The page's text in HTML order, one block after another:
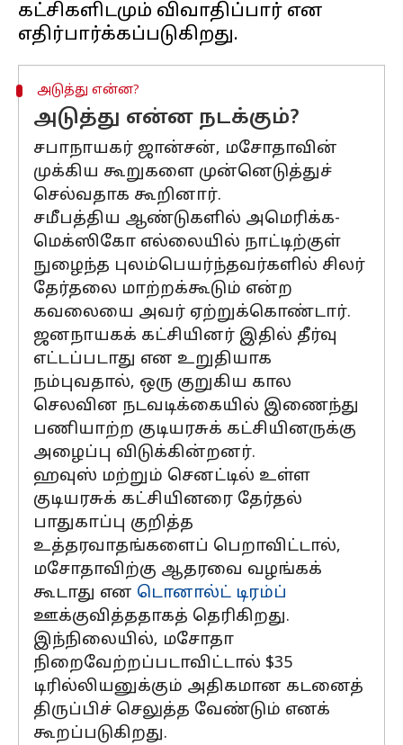
கட்சிகளிடமும் விவாதிப்பார் என
அடுத்து என்ன?
அடுத்து என்ன நடக்கும்?
சபாநாயகர் ஜான்சன், மசோதாவின்
முக்கிய கூறுகளை முன்னெடுத்துச்
செல்வதாக கூறினார்.
சமீபத்திய ஆண்டுகளில் அமெரிக்க-
மெக்ஸிகோ எல்லையில் நாட்டிற்குள்
நுழைந்த புலம்பெயர்ந்தவர்களில் சிலர்
தேர்தலை மாற்றக்கூடும் என்ற
கவலையை அவர் ஏற்றுக்கொண்டார்.
ஜனநாயகக் கட்சியினர் இதில் தீர்வு
எட்டப்படாது என உறுதியாக
நம்புவதால், ஒரு குறுகிய கால
செலவின நடவடிக்கையில் இணைந்து
பணியாற்ற குடியரசுக் கட்சியினருக்கு
அழைப்பு விடுக்கின்றனர்.
ஹவுஸ் மற்றும் செனட்டில் உள்ள
குடியரசுக் கட்சியினரை தேர்தல்
பாதுகாப்பு குறித்த
உத்தரவாதங்களைப் பெறாவிட்டால்,
மசோதாவிற்கு ஆதரவை வழங்கக்
கூடாது என டொனால்ட் டிரம்ப்
ஊக்குவித்ததாகத் தெரிகிறது.
இந்நிலையில், மசோதா
நிறைவேற்றப்படாவிட்டால் $35
டிரில்லியனுக்கும் அதிகமான கடனைத்
திருப்பிச் செலுத்த வேண்டும் எனக்
கூறப்படுகிறது.